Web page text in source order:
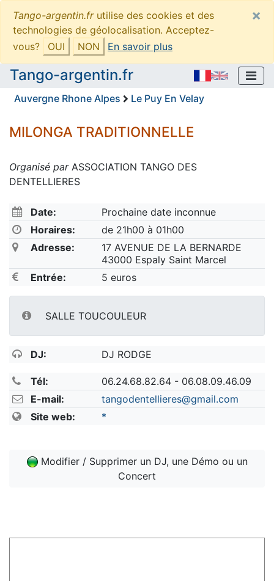
Tango-argentin.frutilise des cookies et des
technologies de géolocalisation. Acceptez-
vous?
OUI NON En savoir plus
×
Tango-argentin.fr
Auvergne Rhone Alpes Le Puy En Velay
MILONGA TRADITIONNELLE
Organisé parASSOCIATION TANGO DES
DENTELLIERES
Date:
Prochaine date inconnue
Horaires:
de 21h00 à 01h00
Adresse:
17 AVENUE DE LA BERNARDE
43000 Espaly Saint Marcel
Entrée:
5 euros
SALLE TOUCOULEUR
DJ: DJ RODGE
Tél:
06.24.68.82.64 - 06.08.09.46.09
E-mail:
tangodentellieres@gmail.com
Site web:
*
Modifier / Supprimer un DJ, une Démo ou un
Concert